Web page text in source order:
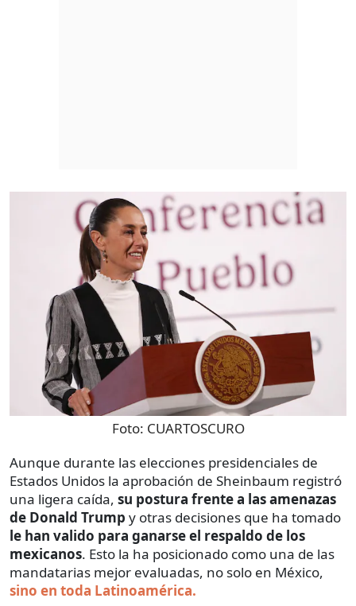
Foto: CUARTOSCURO
Aunque durante las elecciones presidenciales de
Estados Unidos la aprobación de Sheinbaum registró
una ligera caída, su postura frente a las amenazas
de Donald Trump y otras decisiones que ha tomado
le han valido para ganarse el respaldo de los
mexicanos. Esto la ha posicionado como una de las
mandatarias mejor evaluadas, no solo en México,
sino en toda Latinoamérica.